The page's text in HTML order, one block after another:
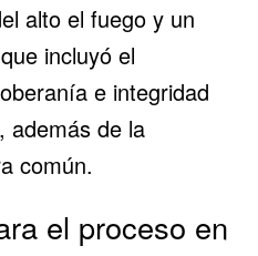
alto el fuego y un
incluyó el
e integridad
además de la
común.
el proceso en